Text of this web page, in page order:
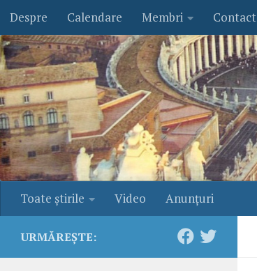
Skip to content
Despre Calendare Membri Contact
Toate ştirile Video Anunţuri
URMĂREȘTE: